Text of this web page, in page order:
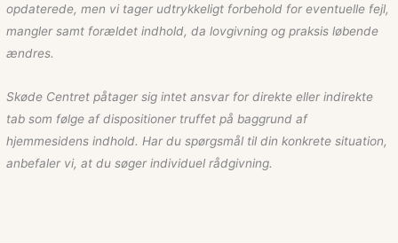
opdaterede, men vi tager udtrykkeligt forbehold for eventuelle fejl,
mangler samt forældet indhold, da lovgivning og praksis løbende
ændres.
Skøde Centret påtager sig intet ansvar for direkte eller indirekte
tab som følge af dispositioner truffet på baggrund af
hjemmesidens indhold. Har du spørgsmål til din konkrete situation,
anbefaler vi, at du søger individuel rådgivning.